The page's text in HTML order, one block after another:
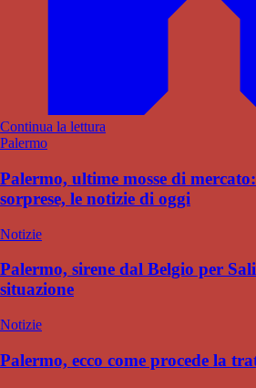
Continua la lettura
Palermo
Palermo, ultime mosse di
sorprese, le notizie di oggi
Notizie
Palermo, sirene dal Belgio per
situazione
Notizie
Palermo, ecco come procede la